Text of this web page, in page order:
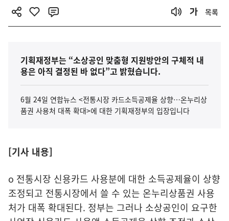
목록
기획재정부는 “소상공인 맞춤형 지원방안의 구체적 내
용은 아직 결정된 바 없다”고 밝혔습니다.
6월 24일 연합뉴스 <전통시장 카드소득공제율 상향…온누리상
품권 사용처 대폭 확대>에 대한 기획재정부의 입장입니다
[기사 내용]
o 전통시장 신용카드 사용분에 대한 소득공제율이 상향
조정되고 전통시장에서 쓸 수 있는 온누리상품권 사용
처가 대폭 확대된다. 정부는 그러나 소상공인이 요구한